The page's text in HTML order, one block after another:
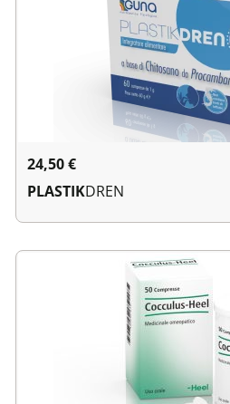
24,50€
PLASTIKDREN